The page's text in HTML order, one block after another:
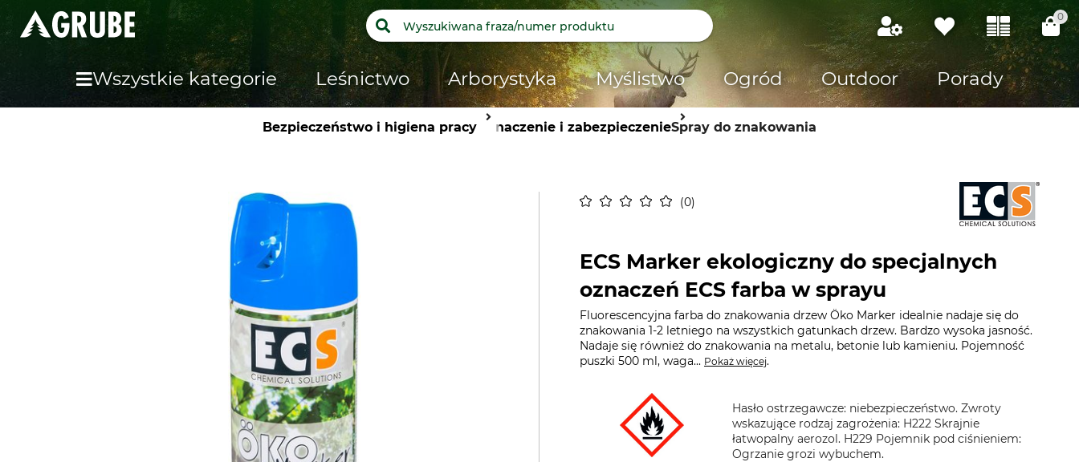
0
Wszystkie kategorie Leśnictwo Arborystyka Myślistwo Ogród Outdoor Porady
Bezpieczeństwo i higiena pracy Oznaczenie i zabezpieczenieSpray do znakowania
0
ECS Marker ekologiczny do specjalnych
oznaczeń ECS farba w sprayu
Fluorescencyjna farba do znakowania drzew Öko Marker idealnie nadaje się do
znakowania 1-2 letniego na wszystkich gatunkach drzew. Bardzo wysoka jasność.
Nadaje się również do znakowania na metalu, betonie lub kamieniu. Pojemność
puszki 500 ml, waga... Pokaż więcej.
Hasło ostrzegawcze: niebezpieczeństwo. Zwroty
wskazujące rodzaj zagrożenia: H222 Skrajnie
łatwopalny aerozol. H229 Pojemnik pod ciśnieniem:
Ogrzanie grozi wybuchem.